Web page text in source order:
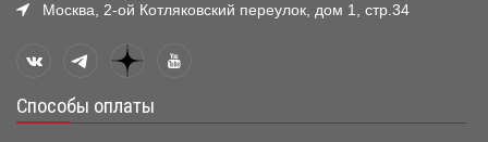
Москва, 2-ой Котляковский переулок, дом 1, стр.34
Способы оплаты